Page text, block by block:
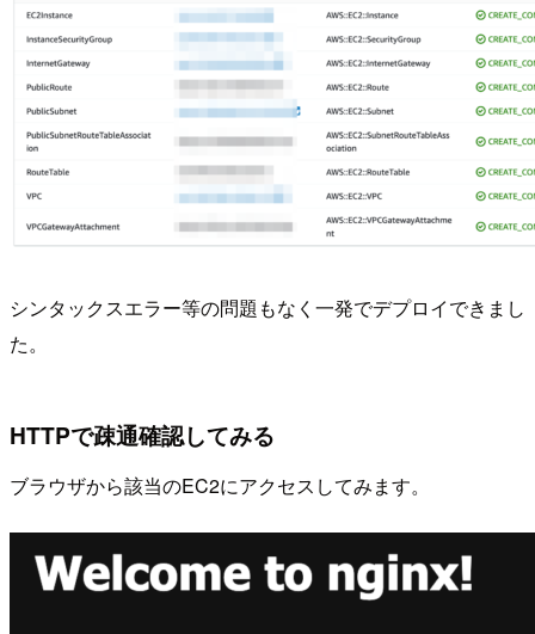
シンタックスエラー等の問題もなく一発でデプロイできまし
た。
HTTPで疎通確認してみる
ブラウザから該当のEC2にアクセスしてみます。